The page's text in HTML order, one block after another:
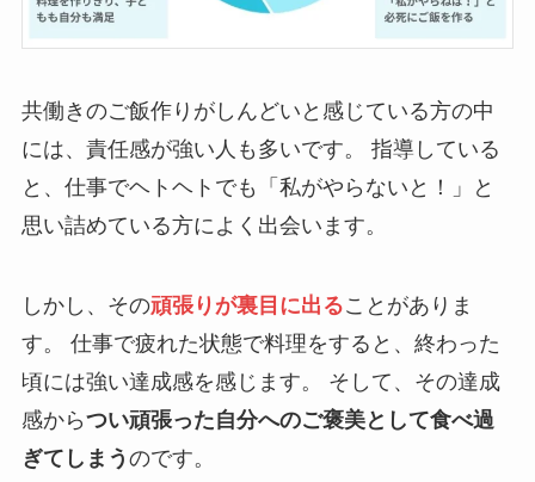
共働きのご飯作りがしんどいと感じている方の中
には、責任感が強い人も多いです。 指導している
と、仕事でヘトヘトでも「私がやらないと！」と
思い詰めている方によく出会います。
しかし、その頑張りが裏目に出ることがありま
す。 仕事で疲れた状態で料理をすると、終わった
頃には強い達成感を感じます。 そして、その達成
感からつい頑張った自分へのご褒美として食べ過
ぎてしまう のです。